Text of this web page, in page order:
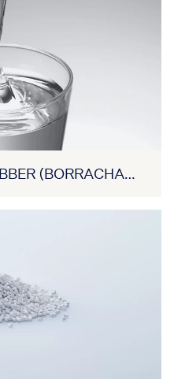
(BORRACHA